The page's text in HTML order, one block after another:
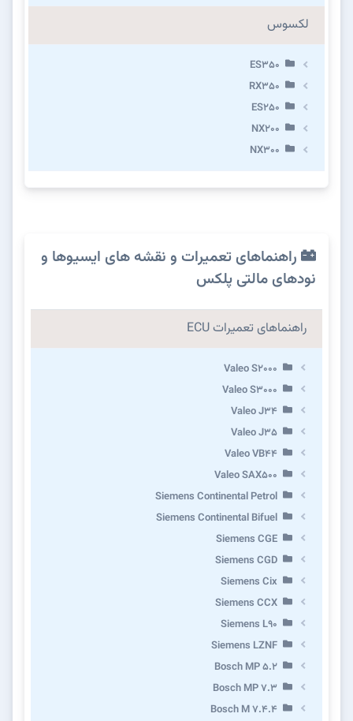
لکسوس
ES350
RX350
ES250
NX200
NX300
راهنماهای تعمیرات و نقشه های ایسیوها و
نودهای مالتی پلکس
راهنماهای تعمیرات ECU
Valeo S2000
Valeo S3000
Valeo J34
Valeo J35
Valeo VB44
Valeo SAX500
Siemens Continental Petrol
Siemens Continental Bifuel
Siemens CGE
Siemens CGD
Siemens Cix
Siemens CCX
Siemens L90
Siemens LZNF
Bosch MP 5.2
Bosch MP 7.3
Bosch M 7.4.4